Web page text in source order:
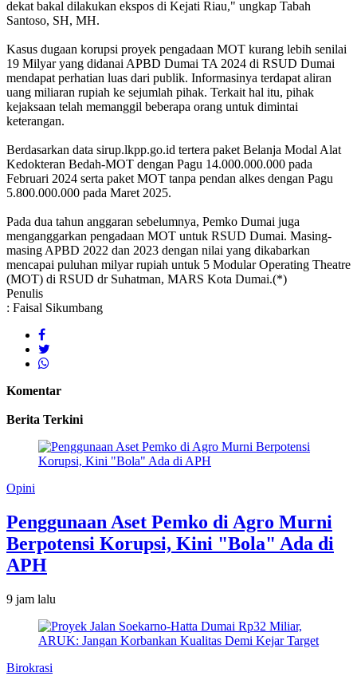
dekat bakal dilakukan ekspos di Kejati Riau," ungkap Tabah
Santoso, SH, MH.
Kasus dugaan korupsi proyek pengadaan MOT kurang lebih senilai
19 Milyar yang didanai APBD Dumai TA 2024 di RSUD Dumai
mendapat perhatian luas dari publik. Informasinya terdapat aliran
uang miliaran rupiah ke sejumlah pihak. Terkait hal itu, pihak
kejaksaan telah memanggil beberapa orang untuk dimintai
keterangan.
Berdasarkan data sirup.lkpp.go.id tertera paket Belanja Modal Alat
Kedokteran Bedah-MOT dengan Pagu 14.000.000.000 pada
Februari 2024 serta paket MOT tanpa pendan alkes dengan Pagu
5.800.000.000 pada Maret 2025.
Pada dua tahun anggaran sebelumnya, Pemko Dumai juga
menganggarkan pengadaan MOT untuk RSUD Dumai. Masing-
masing APBD 2022 dan 2023 dengan nilai yang dikabarkan
mencapai puluhan milyar rupiah untuk 5 Modular Operating Theatre
(MOT) di RSUD dr Suhatman, MARS Kota Dumai.(*)
Penulis
: Faisal Sikumbang
Komentar
Berita Terkini
Opini
Penggunaan Aset Pemko di Agro Murni
Berpotensi Korupsi, Kini "Bola" Ada di
APH
9 jam lalu
Birokrasi